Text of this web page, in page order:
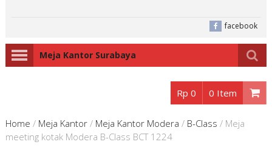
facebook
Meja Kantor Surabaya
Rp 0 0 Item
Home / Meja Kantor/ Meja Kantor Modera / B-Class / Meja
meeting kotak Modera B-Class BCT 1224